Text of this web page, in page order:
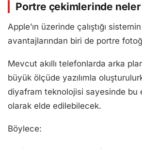
Portre çekimlerinde
Apple’ın üzerinde çalıştığı
avantajlarından biri de portre
Mevcut akıllı telefonlarda arka plan
büyük ölçüde yazılımla
diyafram teknolojisi sayesinde bu
olarak elde edilebilecek.
Böylece: